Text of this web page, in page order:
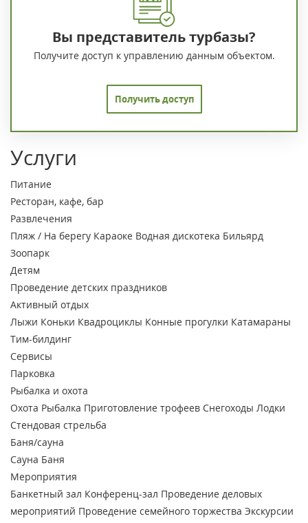
Вы представитель турбазы?
Получите доступ к управлению данным объектом.
Получить доступ
Услуги
Питание
Ресторан, кафе, бар
Развлечения
Пляж / На берегу Караоке Водная дискотека Бильярд
Зоопарк
Детям
Проведение детских праздников
Активный отдых
Лыжи Коньки Квадроциклы Конные прогулки Катамараны
Тим-билдинг
Сервисы
Парковка
Рыбалка и охота
Охота Рыбалка Приготовление трофеев Снегоходы Лодки
Стендовая стрельба
Баня/сауна
Сауна Баня
Мероприятия
Банкетный зал Конференц-зал Проведение деловых
мероприятий Проведение семейного торжества Экскурсии